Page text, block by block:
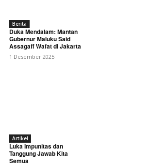
Berita
Duka Mendalam: Mantan
Gubernur Maluku Said
Assagaff Wafat di Jakarta
1 Desember 2025
Artikel
Luka Impunitas dan
Tanggung Jawab Kita
Semua